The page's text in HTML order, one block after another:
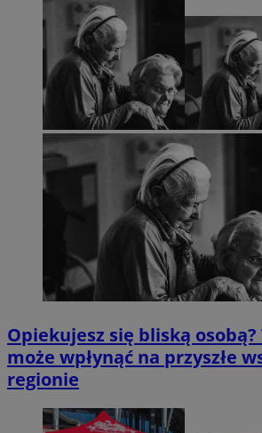
Opiekujesz się bliską
może wpłynąć na przyszłe
regionie